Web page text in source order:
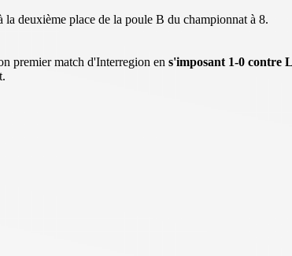
la deuxième place de la poule B du championnat à 8.
premier match d'Interregion en s'imposant 1-0 contre